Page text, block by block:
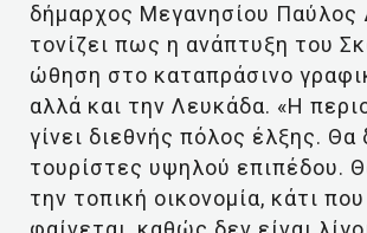
δήμαρχος Μεγανησίου Παύλος
τονίζει πως η ανάπτυξη του
ώθηση στο καταπράσινο
αλλά και την Λευκάδα. «Η
γίνει διεθνής πόλος έλξης. Θα
τουρίστες υψηλού επιπέδου.
την τοπική οικονομία, κάτι